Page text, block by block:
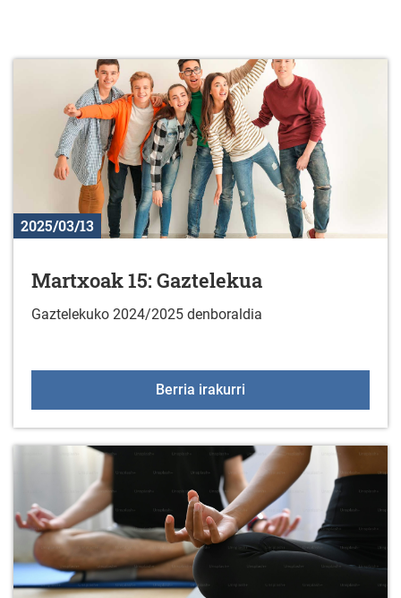
2025/03/13
Martxoak 15: Gaztelekua
Gaztelekuko 2024/2025 denboraldia
Berria irakurri